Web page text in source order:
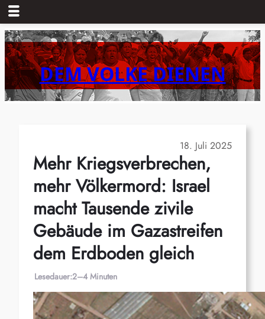
Zum
Inhalt
springenDEM VOLKE DIENEN
18. Juli 2025
Mehr Kriegsverbrechen,
mehr Völkermord: Israel
macht Tausende zivile
Gebäude im Gazastreifen
dem Erdboden gleich
Lesedauer:2–4 Minuten